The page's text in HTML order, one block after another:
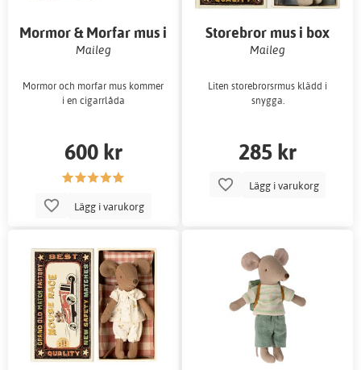
Mormor & Morfar mus i
cigarrlåda
Maileg
Mormor och morfar mus kommer
i en cigarrlåda
600 kr
Lägg i varukorg
Storebror mus i box
Maileg
Liten storebrorsrmus klädd i
snygga.
285 kr
Lägg i varukorg